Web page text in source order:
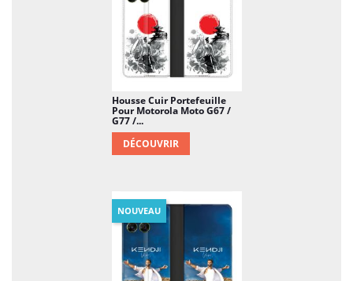
Housse Cuir Portefeuille
Pour Motorola Moto G67 /
G77 /...
DÉCOUVRIR
NOUVEAU